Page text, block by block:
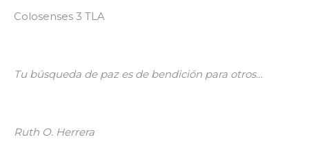
Colosenses 3 TLA
Tu búsqueda de paz es de bendición para otros…
Ruth O. Herrera